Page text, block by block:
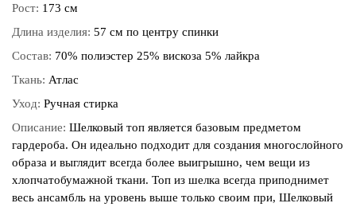
Рост: 173 см
Длина изделия: 57 см по центру спинки
Состав: 70% полиэстер 25% вискоза 5% лайкра
Ткань: Атлас
Уход: Ручная стирка
Описание: Шелковый топ является базовым предметом гардероба. Он идеально подходит для создания многослойного образа и выглядит всегда более выигрышно, чем вещи из хлопчатобумажной ткани. Топ из шелка всегда приподнимет весь ансамбль на уровень выше только своим при, Шелковый топ является базовым предметом гардероба. Он идеально подходит для создания многослойного образа и выглядит всегда более выигрышно, чем вещи из хлопчатобумажной ткани. Топ из шелка всегда приподнимет весь ансамбль на уровень выше только своим при, Шелковый топ является базовым предметом гардероба. Он идеально подходит для создания многослойного образа и выглядит всегда более выигрышно, чем вещи из хлопчатобумажной ткани. Топ из шелка всегда приподнимет весь ансамбль на уровень выше только своим при, Шелковый топ является базовым предметом гардероба. Он идеально подходит для создания многослойного образа и выглядит всегда более выигрышно, чем вещи из хлопчатобумажной ткани. Топ из шелка всегда приподнимет весь ансамбль на уровень выше только своим при, Шелковый топ является базовым предметом гардероба. Он идеально подходит для создания многослойного образа и выглядит всегда более выигрышно, чем вещи из хлопчатобумажной ткани. Топ из шелка всегда приподнимет весь ансамбль на уровень выше только своим при, Шелковый топ является базовым предметом гардероба. Он идеально подходит для создания многослойного образа и выглядит всегда более выигрышно, чем вещи из хлопчатобумажной ткани. Топ из шелка всегда приподнимет весь ансамбль на уровень выше только своим при, Шелковый топ является базовым предметом гардероба. Он идеально подходит для создания многослойного образа и выглядит всегда более выигрышно, чем вещи из хлопчатобумажной ткани. Топ из шелка всегда приподнимет весь ансамбль на уровень выше только своим при, Шелковый топ является базовым предметом гардероба. Он идеально подходит для создания многослойного образа и выглядит всегда более выигрышно, чем вещи из хлопчатобумажной ткани. Топ из шелка всегда приподнимет весь ансамбль на уровень выше только своим при, Шелковый топ является базовым предметом гардероба. Он идеально подходит для создания многослойного образа и выглядит всегда более выигрышно, чем вещи из хлопчатобумажной ткани. Топ из шелка всегда приподнимет весь ансамбль на уровень выше только своим при, Шелковый топ является базовым предметом гардероба. Он идеально подходит для создания многослойного образа и выглядит всегда более выигрышно, чем вещи из хлопчатобумажной ткани. Топ из шелка всегда приподнимет весь ансамбль на уровень выше только своим при, Шелковый топ является базовым предметом гардероба. Он идеально подходит для создания многослойного образа и выглядит всегда более выигрышно, чем вещи из хлопчатобумажной ткани. Топ из шелка всегда приподнимет весь ансамбль на уровень выше только своим при, Шелковый топ является базовым предметом гардероба. Он идеально подходит для создания многослойного образа и выглядит всегда более выигрышно, чем вещи из хлопчатобумажной ткани. Топ из шелка всегда приподнимет весь ансамбль на уровень выше только своим при, Шелковый топ является базовым предметом гардероба. Он идеально подходит для создания многослойного образа и выглядит всегда более выигрышно, чем вещи из хлопчатобумажной ткани. Топ из шелка всегда приподнимет весь ансамбль на уровень выше только своим при, Шелковый топ является базовым предметом гардероба. Он идеально подходит для создания многослойного образа и выглядит всегда более выигрышно, чем вещи из хлопчатобумажной ткани. Топ из шелка всегда приподнимет весь ансамбль на уровень выше только своим при, Шелковый топ является базовым предметом гардероба. Он идеально подходит для создания многослойного образа и выглядит всегда более выигрышно, чем вещи из хлопчатобумажной ткани. Топ из шелка всегда приподнимет весь ансамбль на уровень выше только своим при, Шелковый топ является базовым предметом гардероба. Он идеально подходит для создания многослойного образа и выглядит всегда более выигрышно, чем вещи из хлопчатобумажной ткани. Топ из шелка всегда приподнимет весь ансамбль на уровень выше только своим при, Шелковый топ является базовым предметом гардероба. Он идеально подходит для создания многослойного образа и выглядит всегда более выигрышно, чем вещи из хлопчатобумажной ткани. Топ из шелка всегда приподнимет весь ансамбль на уровень выше только своим при, Шелковый топ является базовым предметом гардероба. Он идеально подходит для создания многослойного образа и выглядит всегда более выигрышно, чем вещи из хлопчатобумажной ткани. Топ из шелка всегда приподнимет весь ансамбль на уровень выше только своим при, Шелковый топ является базовым предметом гардероба. Он идеально подходит для создания многослойного образа и выглядит всегда более выигрышно, чем вещи из хлопчатобумажной ткани. Топ из шелка всегда приподнимет весь ансамбль на уровень выше только своим при, Шелковый топ является базовым предметом гардероба. Он идеально подходит для создания многослойного образа и выглядит всегда более выигрышно, чем вещи из хлопчатобумажной ткани. Топ из шелка всегда приподнимет весь ансамбль на уровень выше только своим при, Шелковый топ является базовым предметом гардероба. Он идеально подходит для создания многослойного образа и выглядит всегда более выигрышно, чем вещи из хлопчатобумажной ткани. Топ из шелка всегда приподнимет весь ансамбль на уровень выше только своим при, Шелковый топ является базовым предметом гардероба. Он идеально подходит для создания многослойного образа и выглядит всегда более выигрышно, чем вещи из хлопчатобумажной ткани. Топ из шелка всегда приподнимет весь ансамбль на уровень выше только своим при, Шелковый топ является базовым предметом гардероба. Он идеально подходит для создания многослойного образа и выглядит всегда более выигрышно, чем вещи из хлопчатобумажной ткани. Топ из шелка всегда приподнимет весь ансамбль на уровень выше только своим при, Шелковый топ является базовым предметом гардероба. Он идеально подходит для создания многослойного образа и выглядит всегда более выигрышно, чем вещи из хлопчатобумажной ткани. Топ из шелка всегда приподнимет весь ансамбль на уровень выше только своим при, Шелковый топ является базовым предметом гардероба. Он идеально подходит для создания многослойного образа и выглядит всегда более выигрышно, чем вещи из хлопчатобумажной ткани. Топ из шелка всегда приподнимет весь ансамбль на уровень выше только своим при, Шелковый топ является базовым предметом гардероба. Он идеально подходит для создания многослойного образа и выглядит всегда более выигрышно, чем вещи из хлопчатобумажной ткани. Топ из шелка всегда приподнимет весь ансамбль на уровень выше только своим при, Шелковый топ является базовым предметом гардероба. Он идеально подходит для создания многослойного образа и выглядит всегда более выигрышно, чем вещи из хлопчатобумажной ткани. Топ из шелка всегда приподнимет весь ансамбль на уровень выше только своим при, Шелковый топ является базовым предметом гардероба. Он идеально подходит для создания многослойного образа и выглядит всегда более выигрышно, чем вещи из хлопчатобумажной ткани. Топ из шелка всегда приподнимет весь ансамбль на уровень выше только своим при, Шелковый топ является базовым предметом гардероба. Он идеально подходит для создания многослойного образа и выглядит всегда более выигрышно, чем вещи из хлопчатобумажной ткани. Топ из шелка всегда приподнимет весь ансамбль на уровень выше только своим при, Шелковый топ является базовым предметом гардероба. Он идеально подходит для создания многослойного образа и выглядит всегда более выигрышно, чем вещи из хлопчатобумажной ткани. Топ из шелка всегда приподнимет весь ансамбль на уровень выше только своим при, Шелковый топ является базовым предметом гардероба. Он идеально подходит для создания многослойного образа и выглядит всегда более выигрышно, чем вещи из хлопчатобумажной ткани. Топ из шелка всегда приподнимет весь ансамбль на уровень выше только своим при, Шелковый топ является базовым предметом гардероба. Он идеально подходит для создания многослойного образа и выглядит всегда более выигрышно, чем вещи из хлопчатобумажной ткани. Топ из шелка всегда приподнимет весь ансамбль на уровень выше только своим при, Шелковый топ является базовым предметом гардероба. Он идеально подходит для создания многослойного образа и выглядит всегда более выигрышно, чем вещи из хлопчатобумажной ткани. Топ из шелка всегда приподнимет весь ансамбль на уровень выше только своим при, Шелковый топ является базовым предметом гардероба. Он идеально подходит для создания многослойного образа и выглядит всегда более выигрышно, чем вещи из хлопчатобумажной ткани. Топ из шелка всегда приподнимет весь ансамбль на уровень выше только своим при, Шелковый топ является базовым предметом гардероба. Он идеально подходит для создания многослойного образа и выглядит всегда более выигрышно, чем вещи из хлопчатобумажной ткани. Топ из шелка всегда приподнимет весь ансамбль на уровень выше только своим при, Шелковый топ является базовым предметом гардероба. Он идеально подходит для создания многослойного образа и выглядит всегда более выигрышно, чем вещи из хлопчатобумажной ткани. Топ из шелка всегда приподнимет весь ансамбль на уровень выше только своим при, Шелковый топ является базовым предметом гардероба. Он идеально подходит для создания многослойного образа и выглядит всегда более выигрышно, чем вещи из хлопчатобумажной ткани. Топ из шелка всегда приподнимет весь ансамбль на уровень выше только своим при, Шелковый топ является базовым предметом гардероба. Он идеально подходит для создания многослойного образа и выглядит всегда более выигрышно, чем вещи из хлопчатобумажной ткани. Топ из шелка всегда приподнимет весь ансамбль на уровень выше только своим при, Шелковый топ является базовым предметом гардероба. Он идеально подходит для создания многослойного образа и выглядит всегда более выигрышно, чем вещи из хлопчатобумажной ткани. Топ из шелка всегда приподнимет весь анс